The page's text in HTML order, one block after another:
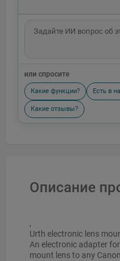
или спросите
Какие функции? Есть в
Какие отзывы?
Описание
,
Urth electronic lens
An electronic adapter
mount lens to any